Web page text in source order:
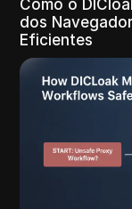
Como o
dos
Eficientes